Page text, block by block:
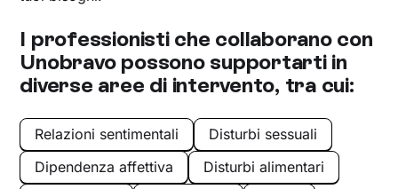
I professionisti che collaborano con
Unobravo possono supportarti in
diverse aree di intervento, tra cui:
Relazioni sentimentali
Disturbi sessuali
Dipendenza affettiva
Disturbi alimentari